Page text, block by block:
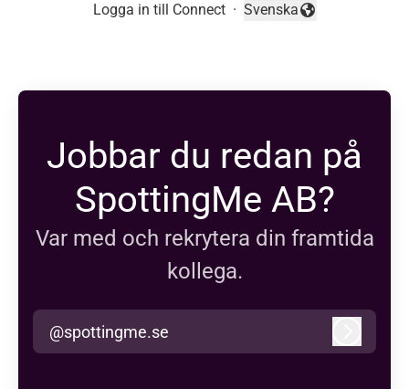
Logga in till Connect ·
Byt språk
Svenska
Jobbar du redan på
SpottingMe AB?
Var med och rekrytera din framtida
kollega.
@spottingme.se